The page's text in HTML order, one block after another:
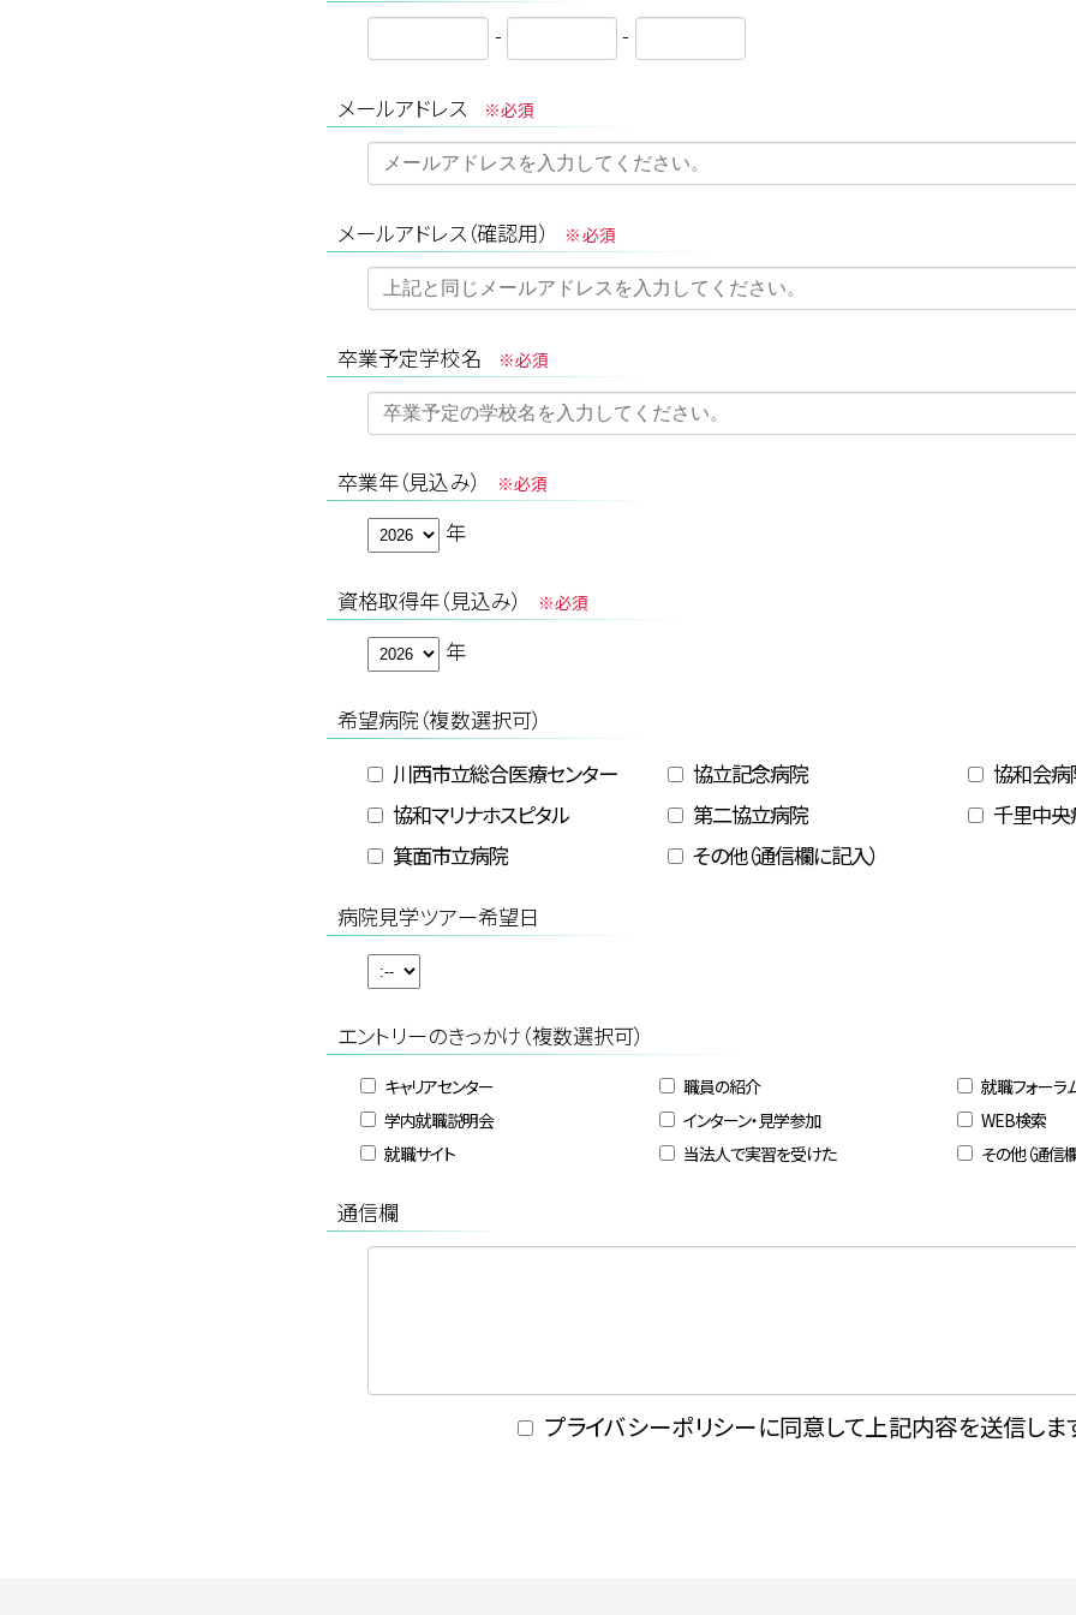
- -
メールアドレス ※必須
メールアドレス（確認用） ※必須
卒業予定学校名 ※必須
卒業年（見込み） ※必須
年
資格取得年（見込み） ※必須
年
希望病院（複数選択可）
川西市立総合医療センター
協立記念病院
協和会病
協和マリナホスピタル
第二協立病院
千里中央
箕面市立病院
その他（通信欄に記入）
病院見学ツアー希望日
エントリーのきっかけ（複数選択可）
キャリアセンター 職員の紹介
就職フォーラ
学内就職説明会
インターン・見学参加
WEB検索
就職サイト
当法人で実習を受けた その他（通信
通信欄
プライバシーポリシーに同意して上記内容を送信しま